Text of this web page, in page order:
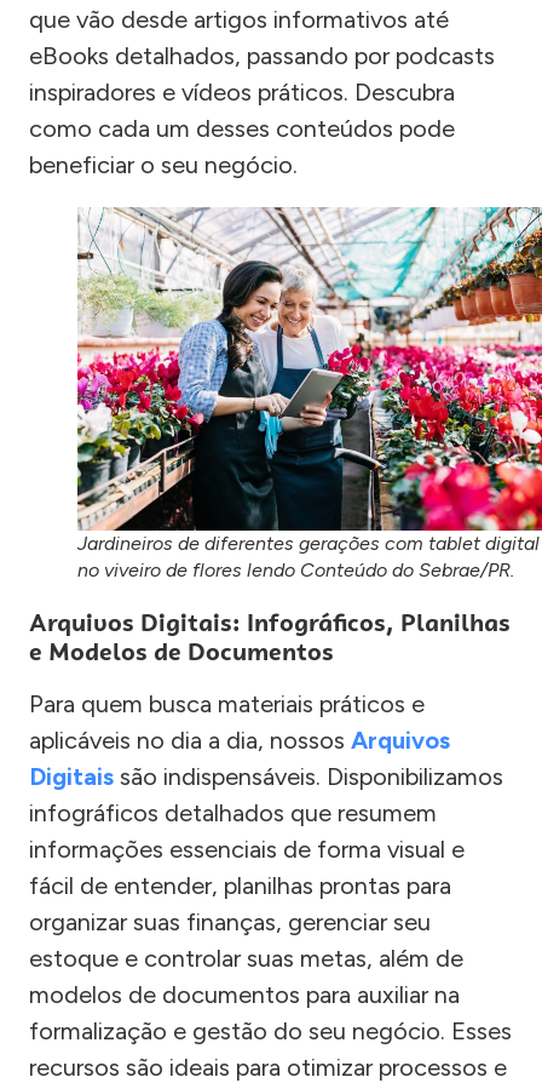
que vão desde artigos informativos até
eBooks detalhados, passando por podcasts
inspiradores e vídeos práticos. Descubra
como cada um desses conteúdos pode
beneficiar o seu negócio.
Jardineiros de diferentes gerações com tablet digital
no viveiro de flores lendo Conteúdo do Sebrae/PR.
Arquivos Digitais: Infográficos, Planilhas
e Modelos de Documentos
Para quem busca materiais práticos e
aplicáveis no dia a dia, nossos Arquivos
Digitais são indispensáveis. Disponibilizamos
infográficos detalhados que resumem
informações essenciais de forma visual e
fácil de entender, planilhas prontas para
organizar suas finanças, gerenciar seu
estoque e controlar suas metas, além de
modelos de documentos para auxiliar na
formalização e gestão do seu negócio. Esses
recursos são ideais para otimizar processos e